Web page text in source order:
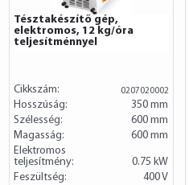
Tésztakészítő gép,
elektromos, 12 kg/óra
teljesítménnyel
Cikkszám: 0207020002
Hosszúság:
350 mm
Szélesség:
600 mm
Magasság:
600 mm
Elektromos
teljesítmény:
0.75 kW
Feszültség:
400 V